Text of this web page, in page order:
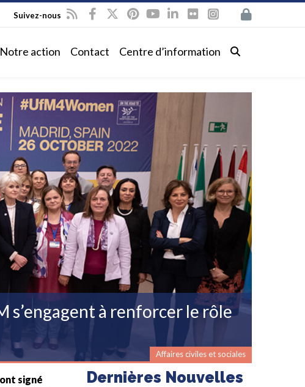
Suivez-nous
Notre action Contact Centre d’information
s’engagent à renforcer le rôle
Affaires civiles et sociales
signé
Dernières Nouvelles